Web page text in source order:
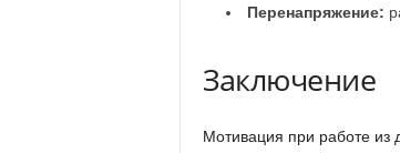
Перенапряжение:
Заключение
Мотивация при работе из